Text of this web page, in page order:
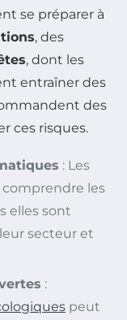
se préparer à
, des
, dont les
entraîner des
des
ces risques.
: Les
les
elles sont
secteur et
:
peut